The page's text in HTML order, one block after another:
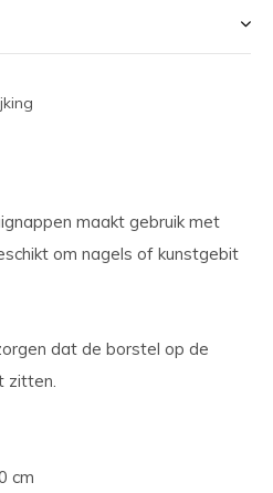
maakt gebruik met
om nagels of kunstgebit
dat de borstel op de
zitten.
cm